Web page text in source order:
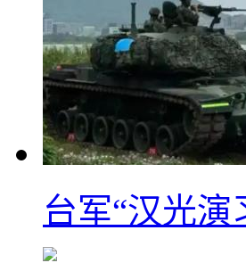
台军“汉光演